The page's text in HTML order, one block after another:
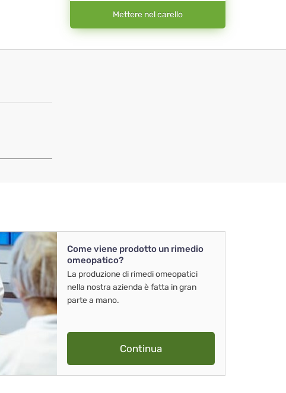
Mettere nel carello
Come viene prodotto un rimedio
omeopatico?
La produzione di rimedi omeopatici
nella nostra azienda è fatta in gran
parte a mano.
Continua